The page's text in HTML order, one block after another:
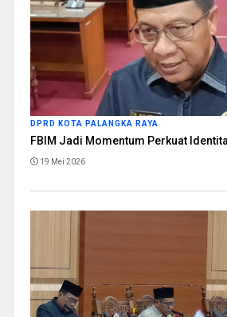
DPRD KOTA PALANGKA RAYA
FBIM Jadi Momentum Perkuat
19 Mei 2026